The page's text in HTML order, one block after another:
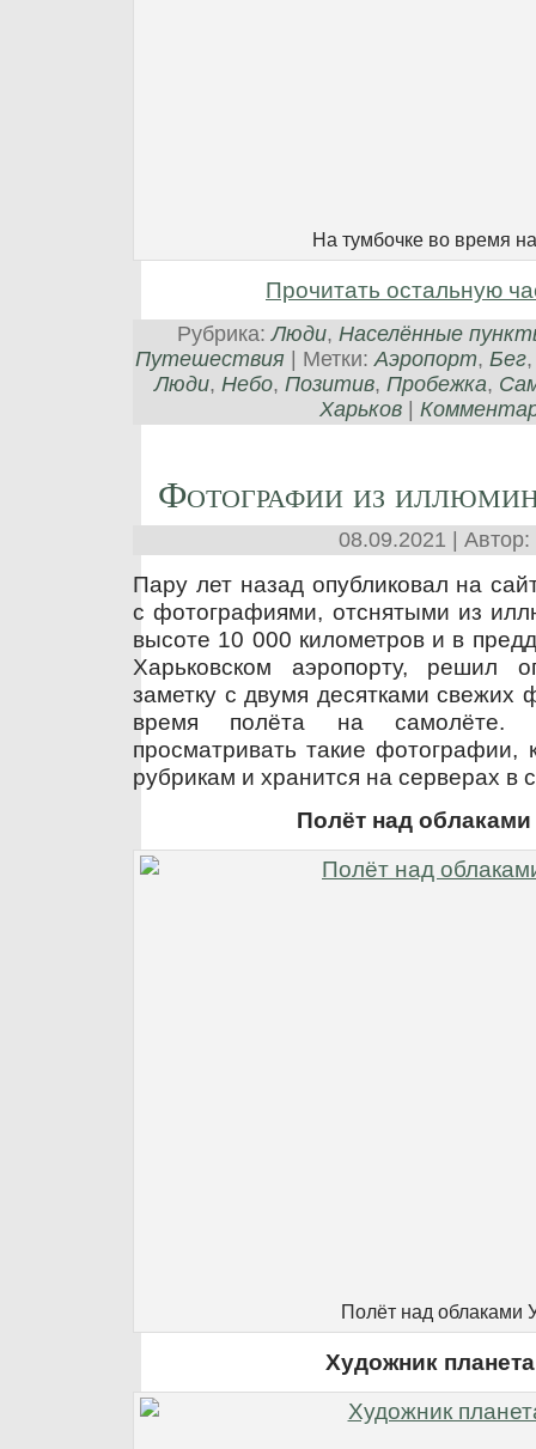
На тумбочке во время
Прочитать остальную
Рубрика:Люди, Населённые
Путешествия | Метки: Аэропорт, Бег
Люди, Небо, Позитив, Пробежка,
Харьков |
Фотографии из
08.09.2021 | Автор:
Пару лет назад опубликовал на
с фотографиями, отснятыми из
высоте 10 000 километров и в
Харьковском аэропорту, решил
заметку с двумя десятками свежих
время полёта на самолёте.
просматривать такие фотографии,
рубрикам и хранится на серверах в
Полёт над
Полёт над облаками
Художник